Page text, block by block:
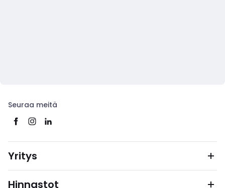
Seuraa meitä
Yritys
Hinnastot